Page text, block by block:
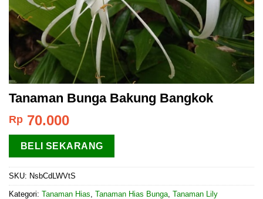
Tanaman Bunga Bakung Bangkok
Rp 70.000
BELI SEKARANG
SKU: NsbCdLWVtS
Kategori: Tanaman Hias Tanaman Hias Bunga Tanaman Lily